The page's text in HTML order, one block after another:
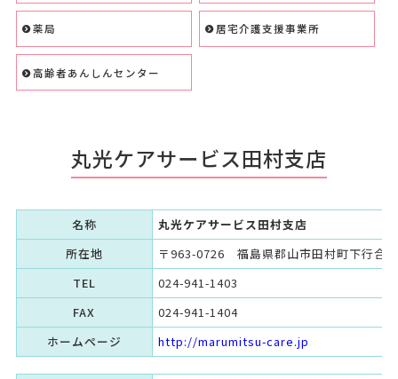
薬局 居宅介護支援事業所
高齢者あんしんセンター
丸光ケアサービス田村支店
名称
丸光ケアサービス田村支店
所在地
〒963-0726 福島県郡山市田村町下行合
TEL
024-941-1403
FAX
024-941-1404
ホームページ
http://marumitsu-care.jp